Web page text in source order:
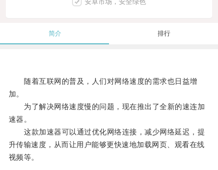
简介 排行
随着互联网的普及，人们对网络速度的需求也日益增
加。
为了解决网络速度慢的问题，现在推出了全新的速连加
速器。
这款加速器可以通过优化网络连接，减少网络延迟，提
升传输速度，从而让用户能够更快速地加载网页、观看在线
视频等。